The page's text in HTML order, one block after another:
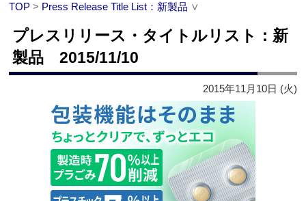
TOP > Press Release Title List：新製品 ∨
プレスリリース・タイトルリスト：新
製品 2015/11/10
2015年11月10日 (火)